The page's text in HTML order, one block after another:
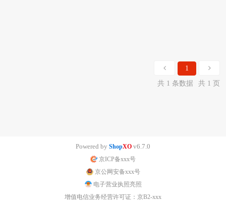
1
共 1 条数据
共 1 页
Powered by ShopXO v6.7.0
京ICP备xxx号
京公网安备xxx号
电子营业执照亮照
增值电信业务经营许可证：京B2-xxx